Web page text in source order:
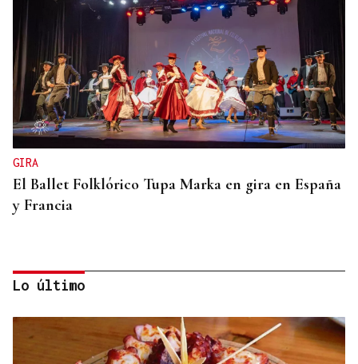
GIRA
El Ballet Folklórico Tupa Marka en gira en España
y Francia
Lo último